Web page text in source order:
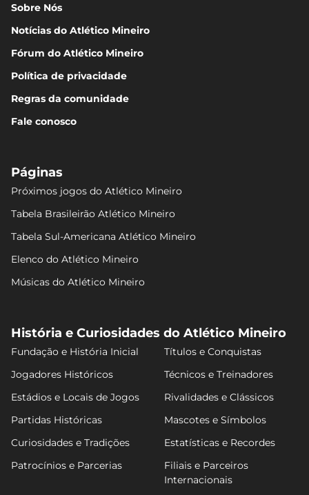
Sobre Nós
Notícias do Atlético Mineiro
Fórum do Atlético Mineiro
Política de privacidade
Regras da comunidade
Fale conosco
Páginas
Próximos jogos do Atlético Mineiro
Tabela Brasileirão Atlético Mineiro
Tabela Sul-Americana Atlético Mineiro
Elenco do Atlético Mineiro
Músicas do Atlético Mineiro
História e Curiosidades do Atlético Mineiro
Fundação e História Inicial
Títulos e Conquistas
Jogadores Históricos
Técnicos e Treinadores
Estádios e Locais de Jogos
Rivalidades e Clássicos
Partidas Históricas
Mascotes e Símbolos
Curiosidades e Tradições
Estatísticas e Recordes
Patrocínios e Parcerias
Filiais e Parceiros
Internacionais